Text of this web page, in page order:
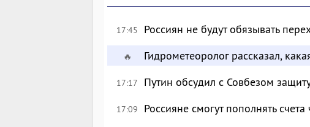
17:45 Россиян не будут обязывать
🔥 Гидрометеоролог рассказал,
17:17 Путин обсудил с Совбезом
17:09 Россияне смогут пополнять